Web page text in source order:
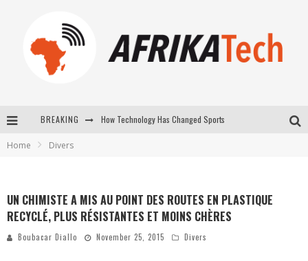
BREAKING
Home Divers
UN CHIMISTE A MIS AU POINT DES ROUTES EN PLASTIQUE
RECYCLÉ, PLUS RÉSISTANTES ET MOINS CHÈRES
Boubacar Diallo November 25, 2015 Divers